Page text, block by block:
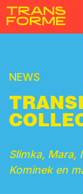
Skip
to
T RAN S
FO RM E
NEWS
Slimka, Mara,
Kominek en